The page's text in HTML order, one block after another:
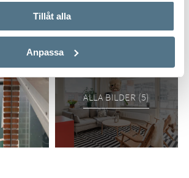
Tillåt alla
Anpassa
ALLA BILDER (5)